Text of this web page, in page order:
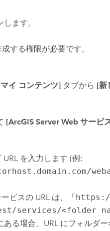
ます。
する権限が必要です。
イ コンテンツ] タブから [新
[ArcGIS Server Web サービ
URL を入力します (例:
ビスの URL は、「
services/<folder
る場合、URL にフォルダ